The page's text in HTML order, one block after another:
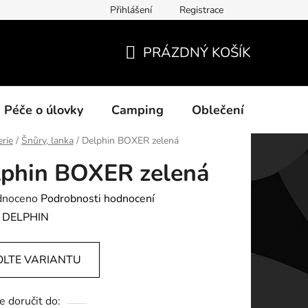
Přihlášení Registrace
KOŠÍK
PRÁZDNÝ KOŠÍK
Péče o úlovky Camping Oblečení
/ Šnůry, lanka / Delphin BOXER zelená
BOXER zelená
Podrobnosti hodnocení
DELPHIN
VARIANTU
doručit do: